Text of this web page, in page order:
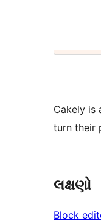
Cakely is
turn their
લક્ષણો
Block